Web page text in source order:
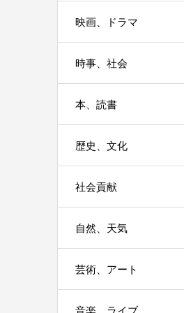
映画、ドラマ
時事、社会
本、読書
歴史、文化
社会貢献
自然、天気
芸術、アート
音楽、ライブ